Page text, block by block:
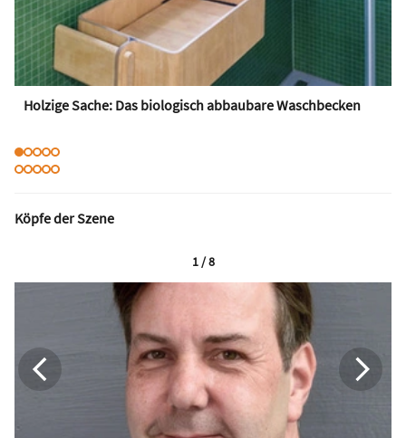
Holzige Sache: Das biologisch abbaubare Waschbecken
Köpfe der Szene
1 / 8